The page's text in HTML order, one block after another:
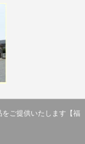
ご提供いたします【福